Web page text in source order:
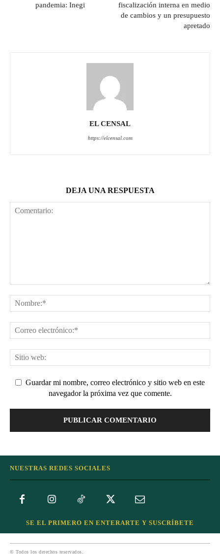
pandemia: Inegi
fiscalización interna en medio
de cambios y un presupuesto
apretado
EL CENSAL
https://elcensal.com
DEJA UNA RESPUESTA
Guardar mi nombre, correo electrónico y sitio web en este
navegador la próxima vez que comente.
NUESTRAS REDES SOCIALES
SE EL PRIMERO EN ENTERARTE Y SUSCRÍBETE
© Todos los derechos reservados.